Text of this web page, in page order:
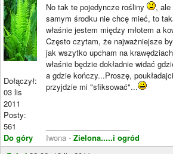
Dołączył:
03 lis
2011
Posty:
561
Do góry
No tak te pojedyncze rośliny
, ale
samym środku nie chcę mieć, to
właśnie jestem między młotem a
Często czytam, że najważniejsze
jak wszytko upcham na
właśnie będzie dokładnie widać
a gdzie kończy...Proszę,
przyjdzie mi "sfiksować"...
Iwona - Zielona.....i ogród